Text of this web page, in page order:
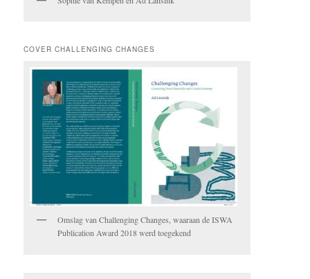
COVER CHALLENGING CHANGES
Omslag van Challenging Changes, waaraan de ISWA
Publication Award 2018 werd toegekend